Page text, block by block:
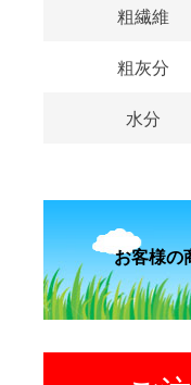
粗繊維
粗灰分
水分
お客様の